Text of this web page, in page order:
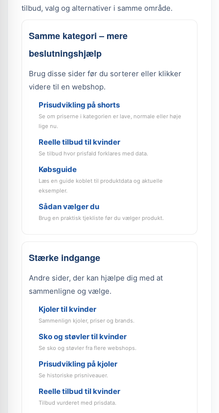
tilbud, valg og alternativer i samme område.
Samme kategori – mere
beslutningshjælp
Brug disse sider før du sorterer eller klikker
videre til en webshop.
Prisudvikling på shorts
Se om priserne i kategorien er lave, normale eller høje
lige nu.
Reelle tilbud til kvinder
Se tilbud hvor prisfald forklares med data.
Købsguide
Læs en guide koblet til produktdata og aktuelle
eksempler.
Sådan vælger du
Brug en praktisk tjekliste før du vælger produkt.
Stærke indgange
Andre sider, der kan hjælpe dig med at
sammenligne og vælge.
Kjoler til kvinder
Sammenlign kjoler, priser og brands.
Sko og støvler til kvinder
Se sko og støvler fra flere webshops.
Prisudvikling på kjoler
Se historiske prisniveauer.
Reelle tilbud til kvinder
Tilbud vurderet med prisdata.